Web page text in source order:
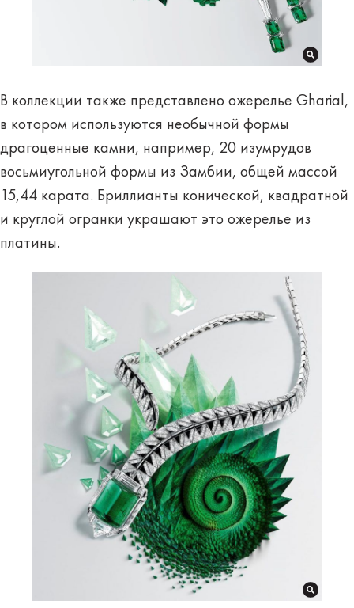
В коллекции также представлено ожерелье Gharial,
в котором используются необычной формы
драгоценные камни, например, 20 изумрудов
восьмиугольной формы из Замбии, общей массой
15,44 карата. Бриллианты конической, квадратной
и круглой огранки украшают это ожерелье из
платины.